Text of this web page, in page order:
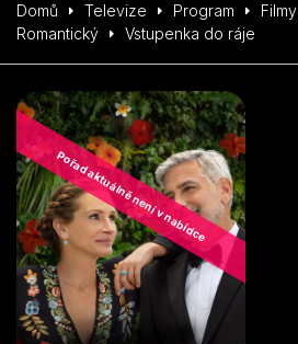
Domů Televize Program Filmy
Romantický
Vstupenka do ráje
Pořad aktuálně není v nabídce